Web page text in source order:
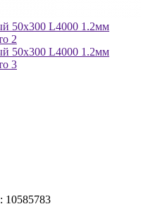
: 10585783